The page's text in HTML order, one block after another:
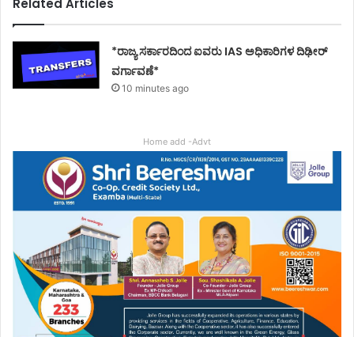
Related Articles
*ರಾಜ್ಯ ಸರ್ಕಾರದಿಂದ ಐವರು IAS ಅಧಿಕಾರಿಗಳ ದಿಢೀರ್
ವರ್ಗಾವಣೆ*
10 minutes ago
Home add -Advt